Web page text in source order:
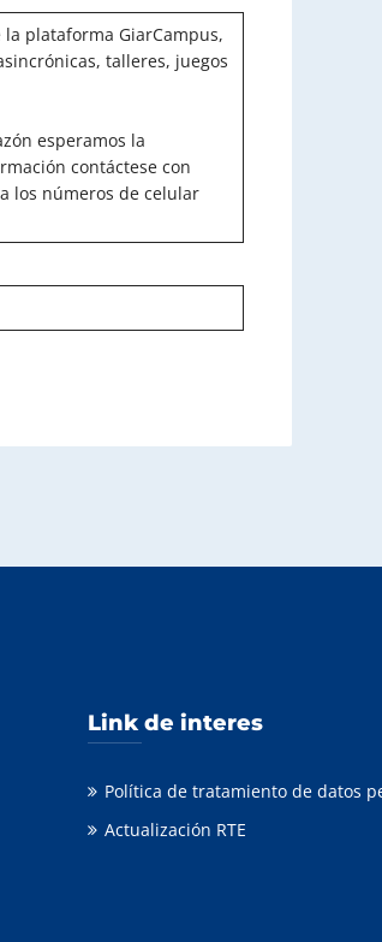
plataforma GiarCampus,
talleres, juegos
esperamos la
contáctese con
los números de celular
Link de interes
Política de tratamiento de datos
Actualización RTE